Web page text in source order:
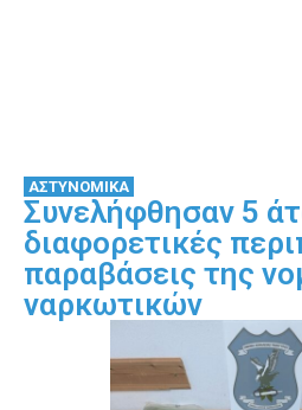
ΑΣΤΥΝΟΜΙΚΑ
Συνελήφθησαν 5
διαφορετικές
παραβάσεις της
ναρκωτικών